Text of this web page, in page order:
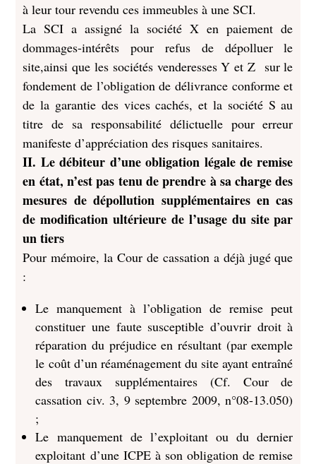
à leur tour revendu ces immeubles à une SCI.
La SCI a assigné la société X en paiement de
dommages-intérêts pour refus de dépolluer le
site,ainsi que les sociétés venderesses Y et Z sur le
fondement de l’obligation de délivrance conforme et
de la garantie des vices cachés, et la société S au
titre de sa responsabilité délictuelle pour erreur
manifeste d’appréciation des risques sanitaires.
II. Le débiteur d’une obligation légale de remise
en état, n’est pas tenu de prendre à sa charge des
mesures de dépollution supplémentaires en cas
de modification ultérieure de l’usage du site par
un tiers
Pour mémoire, la Cour de cassation a déjà jugé que
:
Le manquement à l’obligation de remise peut
constituer une faute susceptible d’ouvrir droit à
réparation du préjudice en résultant (par exemple
le coût d’un réaménagement du site ayant entraîné
des travaux supplémentaires (Cf. Cour de
cassation civ. 3, 9 septembre 2009, n°08-13.050)
;
Le manquement de l’exploitant ou du dernier
exploitant d’une ICPE à son obligation de remise